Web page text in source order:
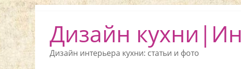
Дизайн
Дизайн интерьера кухни: статьи и фото